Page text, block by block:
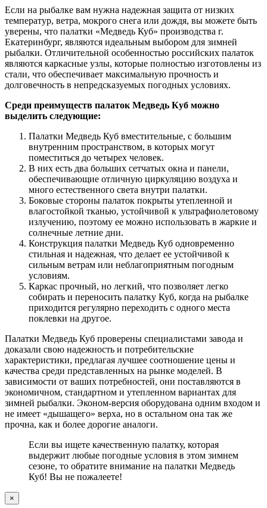
составляла
30000 ₽.
26000 ₽.
Если на рыбалке вам нужна надежная защита от низких
температур, ветра, мокрого снега или дождя, вы можете быть
уверены, что палатки «Медведь Куб» производства г.
Екатеринбург, являются идеальным выбором для зимней
рыбалки. Отличительной особенностью российских палаток
являются каркасные узлы, которые полностью изготовлены из
стали, что обеспечивает максимальную прочность и
долговечность в непредсказуемых погодных условиях.
Среди преимуществ палаток Медведь Куб можно
выделить следующие:
Палатки Медведь Куб вместительные, с большим
внутренним пространством, в которых могут
поместиться до четырех человек.
В них есть два больших сетчатых окна и панели,
обеспечивающие отличную циркуляцию воздуха и
много естественного света внутри палатки.
Боковые стороны палаток покрыты утепленной и
влагостойкой тканью, устойчивой к ультрафиолетовому
излучению, поэтому ее можно использовать в жаркие и
солнечные летние дни.
Конструкция палатки Медведь Куб одновременно
стильная и надежная, что делает ее устойчивой к
сильным ветрам или неблагоприятным погодным
условиям.
Каркас прочный, но легкий, что позволяет легко
собирать и переносить палатку Куб, когда на рыбалке
приходится регулярно переходить с одного места
поклевки на другое.
Палатки Медведь Куб проверены специалистами завода и
доказали свою надежность и потребительские
характеристики, предлагая лучшее соотношение цены и
качества среди представленных на рынке моделей. В
зависимости от ваших потребностей, они поставляются в
экономичном, стандартном и утепленном вариантах для
зимней рыбалки. Эконом-версия оборудована одним входом и
не имеет «дышащего» верха, но в остальном она так же
прочна, как и более дорогие аналоги.
Если вы ищете качественную палатку, которая
выдержит любые погодные условия в этом зимнем
сезоне, то обратите внимание на палатки Медведь
Куб! Вы не пожалеете!
Close
product
×